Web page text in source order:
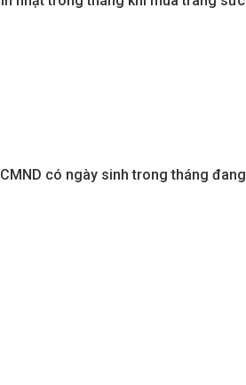
có ngày sinh trong tháng đang